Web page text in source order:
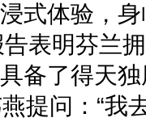
式体验，
表明芬兰
备了得天
提问：“我